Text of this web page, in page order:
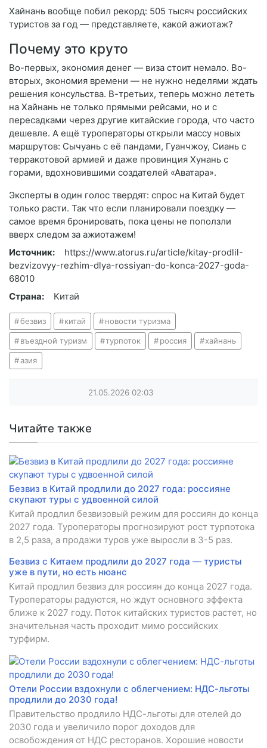
Хайнань вообще побил рекорд: 505 тысяч российских
туристов за год — представляете, какой ажиотаж?
Почему это круто
Во-первых, экономия денег — виза стоит немало. Во-
вторых, экономия времени — не нужно неделями ждать
решения консульства. В-третьих, теперь можно лететь
на Хайнань не только прямыми рейсами, но и с
пересадками через другие китайские города, что часто
дешевле. А ещё туроператоры открыли массу новых
маршрутов: Сычуань с её пандами, Гуанчжоу, Сиань с
терракотовой армией и даже провинция Хунань с
горами, вдохновившими создателей «Аватара».
Эксперты в один голос твердят: спрос на Китай будет
только расти. Так что если планировали поездку —
самое время бронировать, пока цены не поползли
вверх следом за ажиотажем!
Источник:
https://www.atorus.ru/article/kitay-prodlil-
bezvizovyy-rezhim-dlya-rossiyan-do-konca-2027-goda-
68010
Страна:
Китай
безвиз китай новости туризма
въездной туризм турпоток россия хайнань
азия
21.05.2026 02:03
Читайте также
Безвиз в Китай продлили до 2027 года: россияне
скупают туры с удвоенной силой
Китай продлил безвизовый режим для россиян до конца
2027 года. Туроператоры прогнозируют рост турпотока
в 2,5 раза, а продажи туров уже выросли в 3-5 раз.
Безвиз с Китаем продлили до 2027 года — туристы
уже в пути, но есть нюанс
Китай продлил безвиз для россиян до конца 2027 года.
Туроператоры радуются, но ждут основного эффекта
ближе к 2027 году. Поток китайских туристов растет, но
значительная часть проходит мимо российских
турфирм.
Отели России вздохнули с облегчением: НДС-льготы
продлили до 2030 года!
Правительство продлило НДС-льготы для отелей до
2030 года и увеличило порог доходов для
освобождения от НДС ресторанов. Хорошие новости